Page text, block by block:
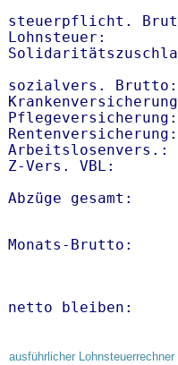
steuerpflicht.
Lohnsteuer:
sozialvers.
Z-Vers. VBL:
Abzüge gesamt:
Monats-
netto
ausführlicher